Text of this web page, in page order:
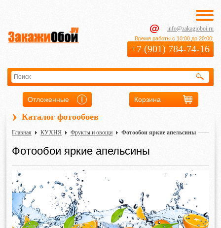
info@zakagioboi.ru
Время работы с 10:00 до 20:00:
+7 (901) 784-74-16
Отложенные Корзина
› Каталог фотообоев
Главная КУХНЯ Фрукты и овощи Фотообои яркие апельсины
Фотообои яркие апельсины